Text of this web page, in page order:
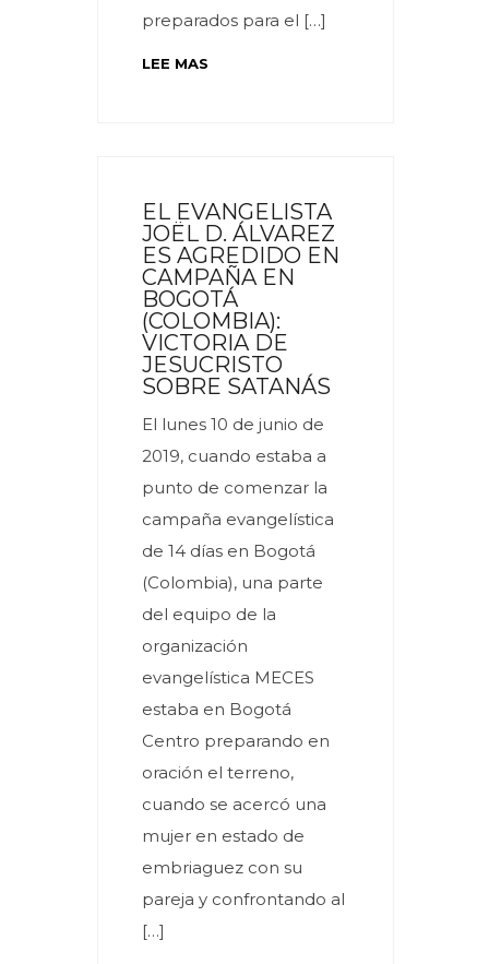
preparados para el […]
LEE MAS
EL EVANGELISTA
JOËL D. ÁLVAREZ
ES AGREDIDO EN
CAMPAÑA EN
BOGOTÁ
(COLOMBIA):
VICTORIA DE
JESUCRISTO
SOBRE SATANÁS
El lunes 10 de junio de
2019, cuando estaba a
punto de comenzar la
campaña evangelística
de 14 días en Bogotá
(Colombia), una parte
del equipo de la
organización
evangelística MECES
estaba en Bogotá
Centro preparando en
oración el terreno,
cuando se acercó una
mujer en estado de
embriaguez con su
pareja y confrontando al
[…]